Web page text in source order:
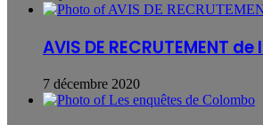
AVIS DE RECRUTEMENT de
7 décembre 2020